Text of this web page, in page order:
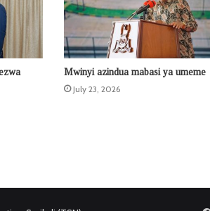
Mwinyi azindua mabasi ya umeme
July 23, 2026